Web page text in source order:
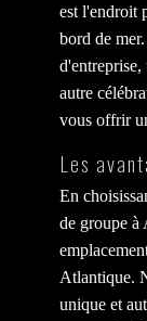
est l'endroit
bord de
autre
vous offrir
Les
En
de groupe à
Atlantique.
unique et